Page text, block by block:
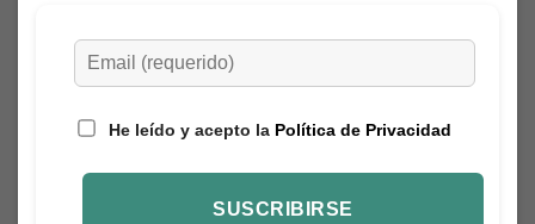
He leído y acepto la Política de Privacidad